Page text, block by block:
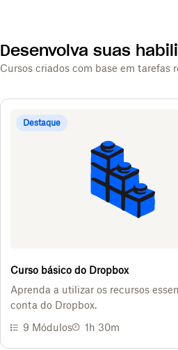
Desenvolva suas
Cursos criados com base em tarefas
Destaque
Curso básico do Dropbox
Aprenda a utilizar os recursos
conta do Dropbox.
9 Módulos 1h 30m